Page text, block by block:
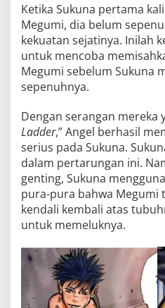
Ketika Sukuna pertama
Megumi, dia belum
kekuatan sejatinya. Inilah
untuk mencoba
Megumi sebelum Sukuna
sepenuhnya.
Dengan serangan mereka
Ladder,” Angel berhasil
serius pada Sukuna.
dalam pertarungan ini.
genting, Sukuna
pura-pura bahwa Megumi
kendali kembali atas
untuk memeluknya.